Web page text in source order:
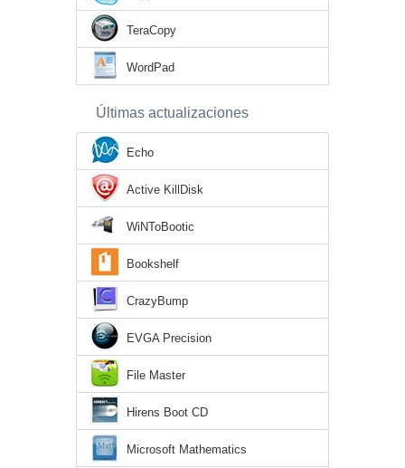
TeraCopy
WordPad
Últimas actualizaciones
Echo
Active KillDisk
WiNToBootic
Bookshelf
CrazyBump
EVGA Precision
File Master
Hirens Boot CD
Microsoft Mathematics